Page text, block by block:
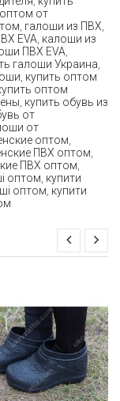
от
галоши из ПВХ
EVA калоши из
ПВХ EVA
галоши Украина
купить оптом
оптом
купить обувь из
от
от
оптом
ПВХ оптом
ПВХ оптом
оптом купити
оптом купити